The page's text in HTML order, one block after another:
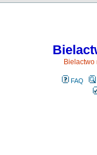
Bielactwo
FAQ